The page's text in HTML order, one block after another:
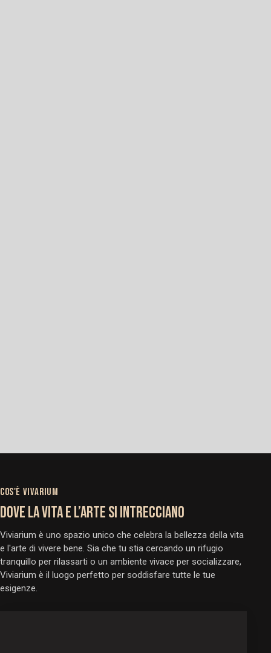
COS'È VIVARIUM
DOVE LA VITA E L’ARTE SI INTRECCIANO
Viviarium è uno spazio unico che celebra la bellezza della vita
e l'arte di vivere bene. Sia che tu stia cercando un rifugio
tranquillo per rilassarti o un ambiente vivace per socializzare,
Viviarium è il luogo perfetto per soddisfare tutte le tue
esigenze.